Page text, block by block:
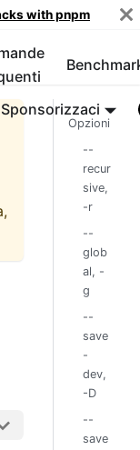
with pnpm
Opzioni
--
recur
sive,
-r
--
glob
al, -
g
--
save
-
dev,
-D
--
save